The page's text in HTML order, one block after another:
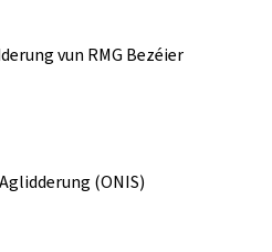
vun RMG Bezéier
(ONIS)